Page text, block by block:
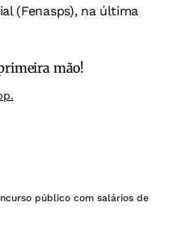
(Fenasps), na última
mão!
público com salários de